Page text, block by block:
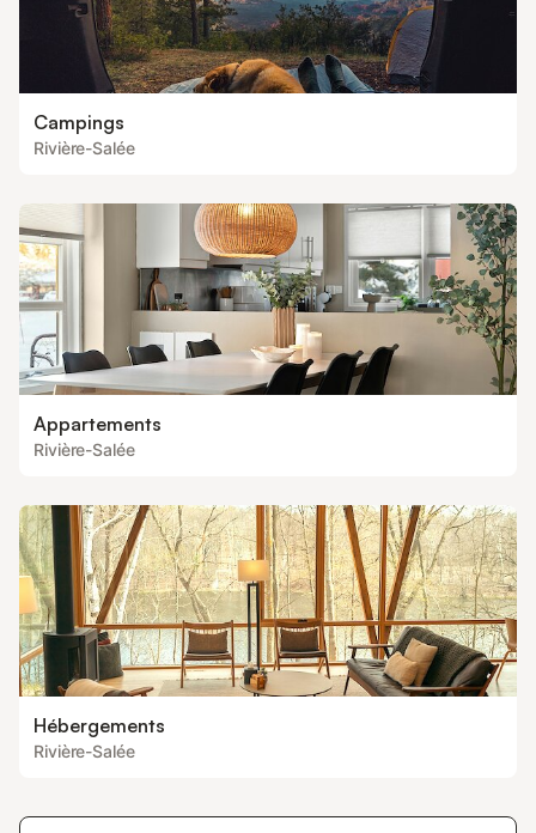
Campings
Rivière-Salée
Appartements
Rivière-Salée
Hébergements
Rivière-Salée